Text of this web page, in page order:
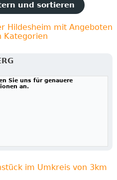
und sortieren
Hildesheim mit Angeboten
Kategorien
Sie uns für genauere
an.
im Umkreis von 3km